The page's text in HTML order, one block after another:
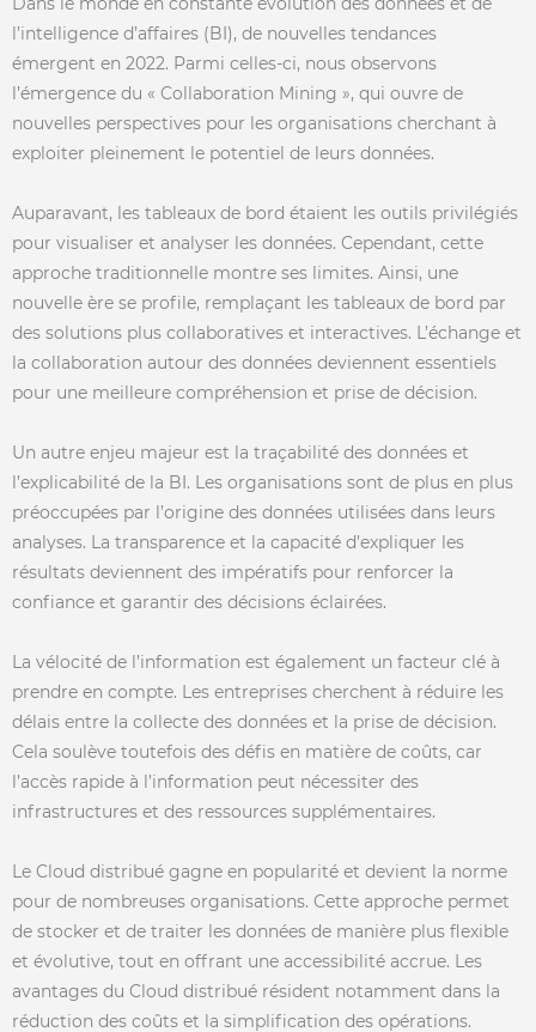
l’intelligence d’affaires (BI), de nouvelles tendances
émergent en 2022. Parmi celles-ci, nous observons
l’émergence du « Collaboration Mining », qui ouvre de
nouvelles perspectives pour les organisations cherchant à
exploiter pleinement le potentiel de leurs données.
Auparavant, les tableaux de bord étaient les outils privilégiés
pour visualiser et analyser les données. Cependant, cette
approche traditionnelle montre ses limites. Ainsi, une
nouvelle ère se profile, remplaçant les tableaux de bord par
des solutions plus collaboratives et interactives. L’échange et
la collaboration autour des données deviennent essentiels
pour une meilleure compréhension et prise de décision.
Un autre enjeu majeur est la traçabilité des données et
l’explicabilité de la BI. Les organisations sont de plus en plus
préoccupées par l’origine des données utilisées dans leurs
analyses. La transparence et la capacité d’expliquer les
résultats deviennent des impératifs pour renforcer la
confiance et garantir des décisions éclairées.
La vélocité de l’information est également un facteur clé à
prendre en compte. Les entreprises cherchent à réduire les
délais entre la collecte des données et la prise de décision.
Cela soulève toutefois des défis en matière de coûts, car
l’accès rapide à l’information peut nécessiter des
infrastructures et des ressources supplémentaires.
Le Cloud distribué gagne en popularité et devient la norme
pour de nombreuses organisations. Cette approche permet
de stocker et de traiter les données de manière plus flexible
et évolutive, tout en offrant une accessibilité accrue. Les
avantages du Cloud distribué résident notamment dans la
réduction des coûts et la simplification des opérations.